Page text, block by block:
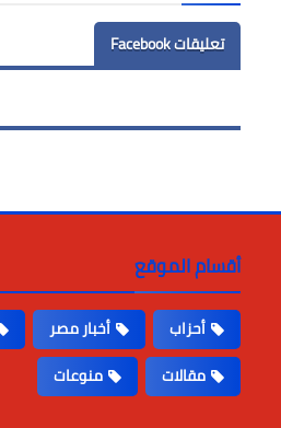
تعليقات Facebook
أقسام الموقع
أحزاب أخبار مصر
مقالات
منوعات